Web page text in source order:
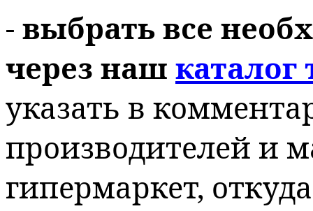
- выбрать все
через наш каталог
указать в
производителей и
гипермаркет,